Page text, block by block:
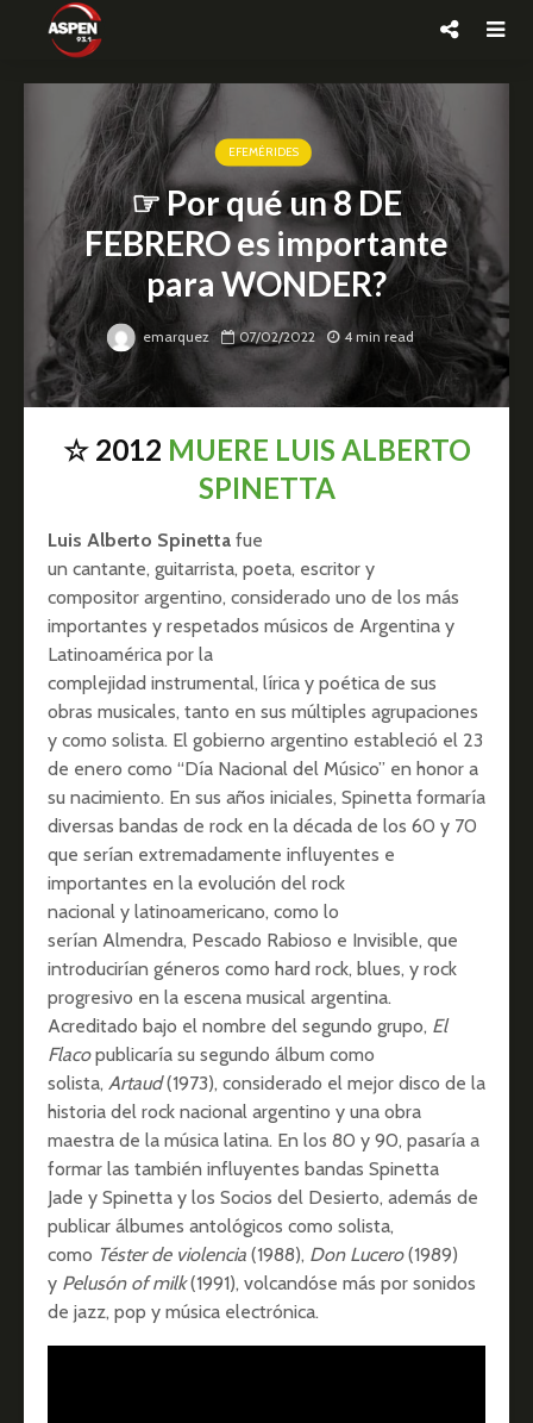
EFEMÉRIDES
☞ Por qué un 8 DE
FEBRERO es importante
para WONDER?
emarquez 07/02/2022 4 min read
☆ 2012 MUERE LUIS ALBERTO
SPINETTA
Luis Alberto Spinetta fue
un cantante, guitarrista, poeta, escritor y
compositor argentino, considerado uno de los más
importantes y respetados músicos de Argentina y
Latinoamérica por la
complejidad instrumental, lírica y poética de sus
obras musicales, tanto en sus múltiples agrupaciones
y como solista. El gobierno argentino estableció el 23
de enero como “Día Nacional del Músico” en honor a
su nacimiento.​ En sus años iniciales, Spinetta formaría
diversas bandas de rock en la década de los 60 y 70
que serían extremadamente influyentes e
importantes en la evolución del rock
nacional y latinoamericano, como lo
serían Almendra, Pescado Rabioso e Invisible, que
introducirían géneros como hard rock, blues, y rock
progresivo en la escena musical argentina.
Acreditado bajo el nombre del segundo grupo, El
Flacopublicaría su segundo álbum como
solista, Artaud(1973), considerado el mejor disco de la
historia del rock nacional argentino y una obra
maestra de la música latina. En los 80 y 90, pasaría a
formar las también influyentes bandas Spinetta
Jade y Spinetta y los Socios del Desierto, además de
publicar álbumes antológicos como solista,
como Téster de violencia (1988), Don Lucero(1989)
y Pelusón of milk(1991), volcandóse más por sonidos
de jazz, pop y música electrónica.